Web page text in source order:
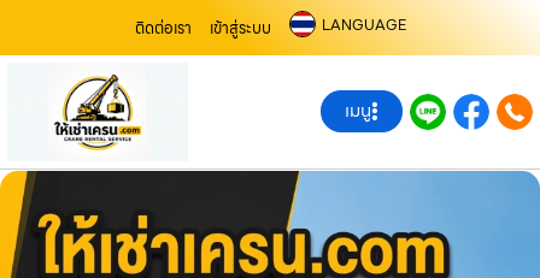
ติดต่อเรา เข้าสู่ระบบ LANGUAGE
เมนู